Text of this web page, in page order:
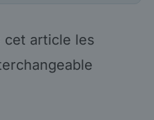
cet article les